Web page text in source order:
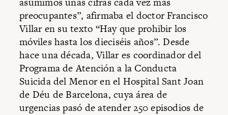
preocupantes”, afirmaba el doctor Francisco
Villar en su texto “Hay que prohibir los
móviles hasta los dieciséis años”. Desde
hace una década, Villar es coordinador del
Programa de Atención a la Conducta
Suicida del Menor en el Hospital Sant Joan
de Déu de Barcelona, cuya área de
urgencias pasó de atender 250 episodios de